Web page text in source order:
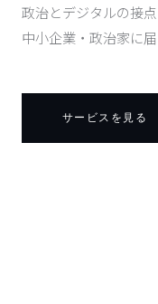
政治とデジタルの接点
中小企業・政治家に
サービスを見る